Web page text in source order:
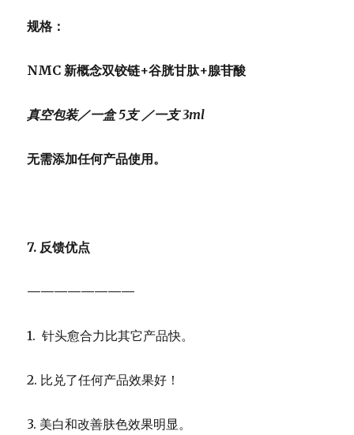
规格：
NMC新概念双铰链+谷胱甘肽+腺苷酸
真空包装／一盒5支／一支3ml
无需添加任何产品使用。
7. 反馈优点
————————
1. 针头愈合力比其它产品快。
2. 比兑了任何产品效果好！
3. 美白和改善肤色效果明显。